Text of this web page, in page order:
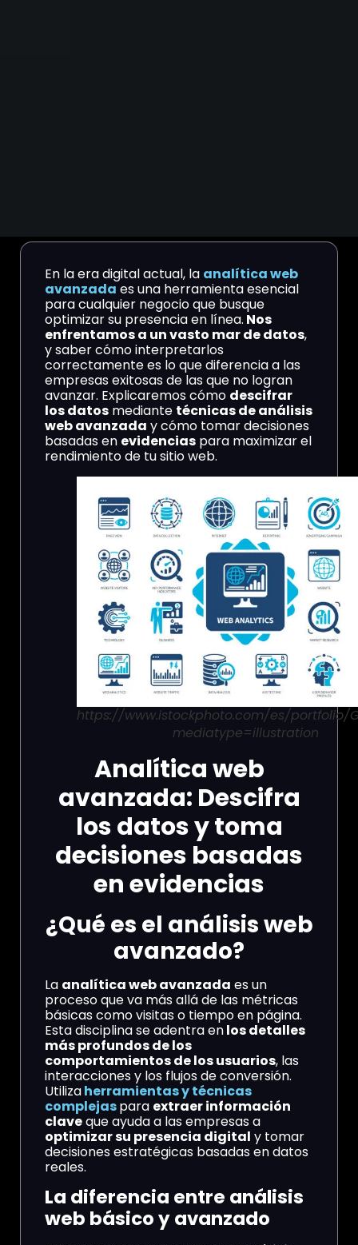
En la era digital actual, la analítica web
avanzada es una herramienta esencial
para cualquier negocio que busque
optimizar su presencia en línea. Nos
enfrentamos a un vasto mar de datos,
y saber cómo interpretarlos
correctamente es lo que diferencia a las
empresas exitosas de las que no logran
avanzar. Explicaremos cómo descifrar
los datos mediante técnicas de análisis
web avanzada y cómo tomar decisiones
basadas en evidencias para maximizar el
rendimiento de tu sitio web.
https://www.istockphoto.com/es/portfolio/
mediatype=illustration
Analítica web
avanzada: Descifra
los datos y toma
decisiones basadas
en evidencias
¿Qué es el análisis web
avanzado?
La analítica web avanzada es un
proceso que va más allá de las métricas
básicas como visitas o tiempo en página.
Esta disciplina se adentra enlos detalles
más profundos de los
comportamientos de los usuarios, las
interacciones y los flujos de conversión.
Utilizaherramientas y técnicas
complejaspara extraer información
claveque ayuda a las empresas a
optimizar su presencia digital y tomar
decisiones estratégicas basadas en datos
reales.
La diferencia entre análisis
web básico y avanzado